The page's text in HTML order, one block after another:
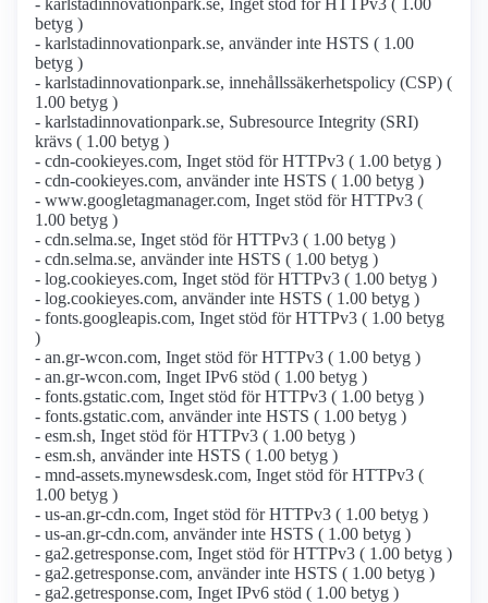
- karlstadinnovationpark.se, Inget stöd för HTTPv3 ( 1.00
betyg )
- karlstadinnovationpark.se, använder inte HSTS ( 1.00
betyg )
- karlstadinnovationpark.se, innehållssäkerhetspolicy (CSP) (
1.00 betyg )
- karlstadinnovationpark.se, Subresource Integrity (SRI)
krävs ( 1.00 betyg )
- cdn-cookieyes.com, Inget stöd för HTTPv3 ( 1.00 betyg )
- cdn-cookieyes.com, använder inte HSTS ( 1.00 betyg )
- www.googletagmanager.com, Inget stöd för HTTPv3 (
1.00 betyg )
- cdn.selma.se, Inget stöd för HTTPv3 ( 1.00 betyg )
- cdn.selma.se, använder inte HSTS ( 1.00 betyg )
- log.cookieyes.com, Inget stöd för HTTPv3 ( 1.00 betyg )
- log.cookieyes.com, använder inte HSTS ( 1.00 betyg )
- fonts.googleapis.com, Inget stöd för HTTPv3 ( 1.00 betyg
)
- an.gr-wcon.com, Inget stöd för HTTPv3 ( 1.00 betyg )
- an.gr-wcon.com, Inget IPv6 stöd ( 1.00 betyg )
- fonts.gstatic.com, Inget stöd för HTTPv3 ( 1.00 betyg )
- fonts.gstatic.com, använder inte HSTS ( 1.00 betyg )
- esm.sh, Inget stöd för HTTPv3 ( 1.00 betyg )
- esm.sh, använder inte HSTS ( 1.00 betyg )
- mnd-assets.mynewsdesk.com, Inget stöd för HTTPv3 (
1.00 betyg )
- us-an.gr-cdn.com, Inget stöd för HTTPv3 ( 1.00 betyg )
- us-an.gr-cdn.com, använder inte HSTS ( 1.00 betyg )
- ga2.getresponse.com, Inget stöd för HTTPv3 ( 1.00 betyg )
- ga2.getresponse.com, använder inte HSTS ( 1.00 betyg )
- ga2.getresponse.com, Inget IPv6 stöd ( 1.00 betyg )